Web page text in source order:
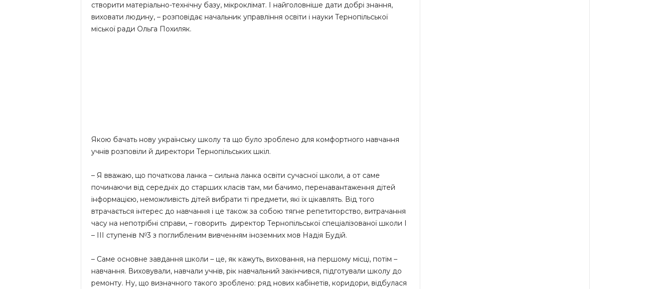
створити матеріально-технічну базу, мікроклімат. І найголовніше дати добрі знання,
виховати людину, – розповідає начальник управління освіти і науки Тернопільської
міської ради Ольга Похиляк.
Якою бачать нову українську школу та що було зроблено для комфортного навчання
учнів розповіли й директори Тернопільських шкіл.
– Я вважаю, що початкова ланка – сильна ланка освіти сучасної школи, а от саме
починаючи від середніх до старших класів там, ми бачимо, перенавантаження дітей
інформацією, неможливість дітей вибрати ті предмети, які їх цікавлять. Від того
втрачається інтерес до навчання і це також за собою тягне репетиторство, витрачання
часу на непотрібні справи, – говорить директор Тернопільської спеціалізованої школи І
– ІІІ ступенів №3 з поглибленим вивченням іноземних мов Надія Будій.
– Саме основне завдання школи – це, як кажуть, виховання, на першому місці, потім –
навчання. Виховували, навчали учнів, рік навчальний закінчився, підготували школу до
ремонту. Ну, що визначного такого зроблено: ряд нових кабінетів, коридори, відбулася